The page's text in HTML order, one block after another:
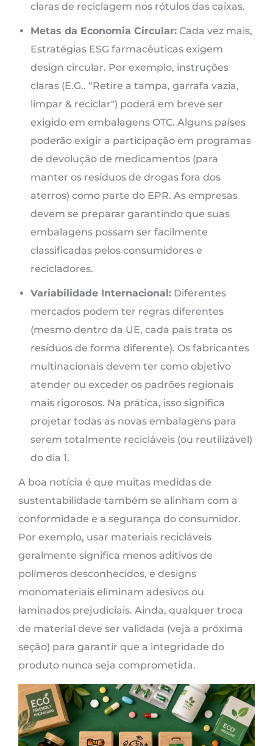
claras de reciclagem nos rótulos das caixas.
Metas da Economia Circular: Cada vez mais,
Estratégias ESG farmacêuticas exigem
design circular. Por exemplo, instruções
claras (E.G.. “Retire a tampa, garrafa vazia,
limpar & reciclar") poderá em breve ser
exigido em embalagens OTC. Alguns países
poderão exigir a participação em programas
de devolução de medicamentos (para
manter os resíduos de drogas fora dos
aterros) como parte do EPR. As empresas
devem se preparar garantindo que suas
embalagens possam ser facilmente
classificadas pelos consumidores e
recicladores.
Variabilidade Internacional: Diferentes
mercados podem ter regras diferentes
(mesmo dentro da UE, cada país trata os
resíduos de forma diferente). Os fabricantes
multinacionais devem ter como objetivo
atender ou exceder os padrões regionais
mais rigorosos. Na prática, isso significa
projetar todas as novas embalagens para
serem totalmente recicláveis (ou reutilizável)
do dia 1.
A boa notícia é que muitas medidas de
sustentabilidade também se alinham com a
conformidade e a segurança do consumidor.
Por exemplo, usar materiais recicláveis ​​
geralmente significa menos aditivos de
polímeros desconhecidos, e designs
monomateriais eliminam adesivos ou
laminados prejudiciais. Ainda, qualquer troca
de material deve ser validada (veja a próxima
seção) para garantir que a integridade do
produto nunca seja comprometida.